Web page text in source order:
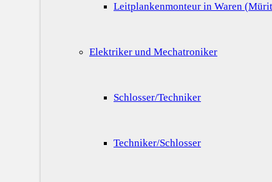
Leitplankenmonteur in Waren
Elektriker und Mechatroniker
Schlosser/Techniker
Techniker/Schlosser